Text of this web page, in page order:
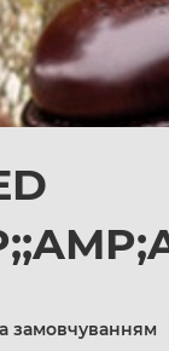
замовчуванням